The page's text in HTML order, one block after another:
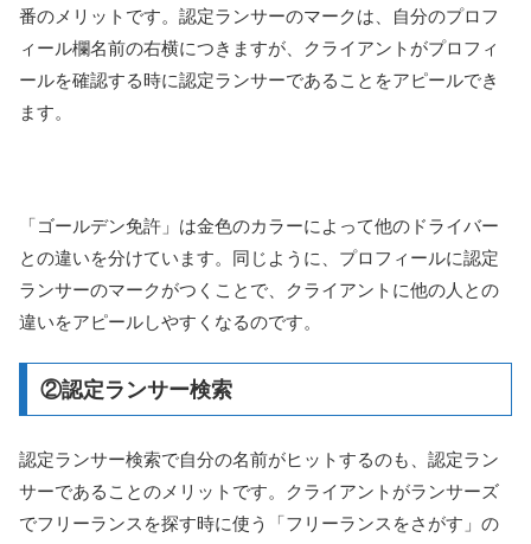
番のメリットです。認定ランサーのマークは、自分のプロフ
ィール欄名前の右横につきますが、クライアントがプロフィ
ールを確認する時に認定ランサーであることをアピールでき
ます。
「ゴールデン免許」は金色のカラーによって他のドライバー
との違いを分けています。同じように、プロフィールに認定
ランサーのマークがつくことで、クライアントに他の人との
違いをアピールしやすくなるのです。
②認定ランサー検索
認定ランサー検索で自分の名前がヒットするのも、認定ラン
サーであることのメリットです。クライアントがランサーズ
でフリーランスを探す時に使う「フリーランスをさがす」の